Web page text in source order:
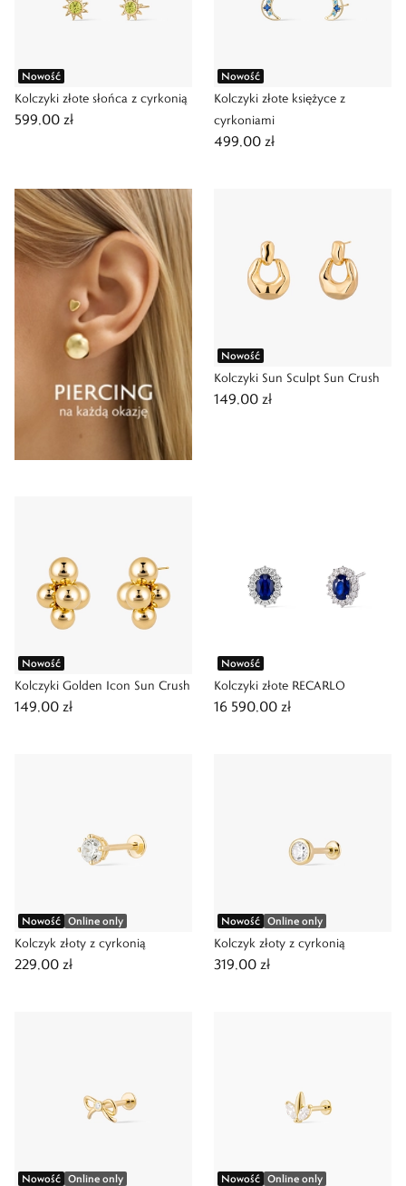
Nowość
Kolczyki złote słońca z cyrkonią
599,00 zł
Nowość
Kolczyki złote księżyce z
cyrkoniami
499,00 zł
Nowość
Kolczyki Sun Sculpt Sun Crush
149,00 zł
Nowość
Kolczyki Golden Icon Sun Crush
149,00 zł
Nowość
Kolczyki złote RECARLO
16 590,00 zł
Nowość Online only
Kolczyk złoty z cyrkonią
229,00 zł
Nowość Online only
Kolczyk złoty z cyrkonią
319,00 zł
Nowość Online only Nowość Online only